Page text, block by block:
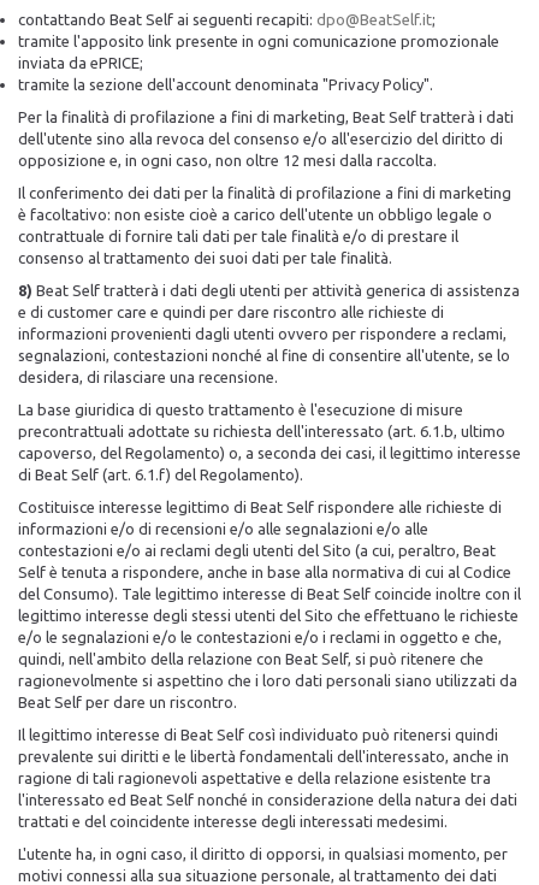
contattando Beat Self ai seguenti recapiti: dpo@BeatSelf.it;
tramite l'apposito link presente in ogni comunicazione promozionale
inviata da ePRICE;
tramite la sezione dell'account denominata "Privacy Policy".
Per la finalità di profilazione a fini di marketing, Beat Self tratterà i dati
dell'utente sino alla revoca del consenso e/o all'esercizio del diritto di
opposizione e, in ogni caso, non oltre 12 mesi dalla raccolta.
Il conferimento dei dati per la finalità di profilazione a fini di marketing
è facoltativo: non esiste cioè a carico dell'utente un obbligo legale o
contrattuale di fornire tali dati per tale finalità e/o di prestare il
consenso al trattamento dei suoi dati per tale finalità.
8) Beat Self tratterà i dati degli utenti per attività generica di assistenza
e di customer care e quindi per dare riscontro alle richieste di
informazioni provenienti dagli utenti ovvero per rispondere a reclami,
segnalazioni, contestazioni nonché al fine di consentire all'utente, se lo
desidera, di rilasciare una recensione.
La base giuridica di questo trattamento è l'esecuzione di misure
precontrattuali adottate su richiesta dell'interessato (art. 6.1.b, ultimo
capoverso, del Regolamento) o, a seconda dei casi, il legittimo interesse
di Beat Self (art. 6.1.f) del Regolamento).
Costituisce interesse legittimo di Beat Self rispondere alle richieste di
informazioni e/o di recensioni e/o alle segnalazioni e/o alle
contestazioni e/o ai reclami degli utenti del Sito (a cui, peraltro, Beat
Self è tenuta a rispondere, anche in base alla normativa di cui al Codice
del Consumo). Tale legittimo interesse di Beat Self coincide inoltre con il
legittimo interesse degli stessi utenti del Sito che effettuano le richieste
e/o le segnalazioni e/o le contestazioni e/o i reclami in oggetto e che,
quindi, nell'ambito della relazione con Beat Self, si può ritenere che
ragionevolmente si aspettino che i loro dati personali siano utilizzati da
Beat Self per dare un riscontro.
Il legittimo interesse di Beat Self così individuato può ritenersi quindi
prevalente sui diritti e le libertà fondamentali dell'interessato, anche in
ragione di tali ragionevoli aspettative e della relazione esistente tra
l'interessato ed Beat Self nonché in considerazione della natura dei dati
trattati e del coincidente interesse degli interessati medesimi.
L'utente ha, in ogni caso, il diritto di opporsi, in qualsiasi momento, per
motivi connessi alla sua situazione personale, al trattamento dei dati